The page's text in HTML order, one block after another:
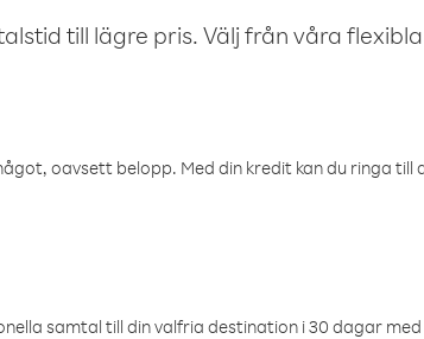
till lägre pris. Välj från våra
oavsett belopp. Med din kredit kan du ringa till
samtal till din valfria destination i 30 dagar med